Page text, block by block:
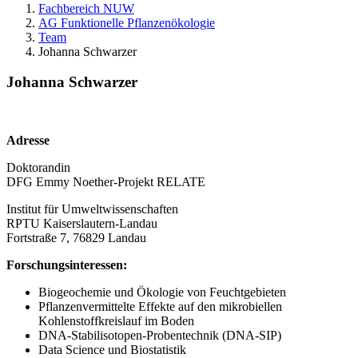
Fachbereich NUW
AG Funktionelle Pflanzenökologie
Team
Johanna Schwarzer
Johanna Schwarzer
Adresse
Doktorandin
DFG Emmy Noether-Projekt RELATE
Institut für Umweltwissenschaften
RPTU Kaiserslautern-Landau
Fortstraße 7, 76829 Landau
Forschungsinteressen:
Biogeochemie und Ökologie von Feuchtgebieten
Pflanzenvermittelte Effekte auf den mikrobiellen
Kohlenstoffkreislauf im Boden
DNA-Stabilisotopen-Probentechnik (DNA-SIP)
Data Science und Biostatistik